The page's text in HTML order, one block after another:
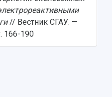
// Вестник СГАУ. —
166-190